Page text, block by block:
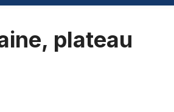
plateau